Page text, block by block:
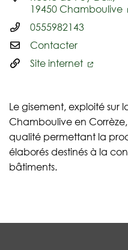
19450 Chamboulive
0555982143
Contacter
Site internet
Le gisement, exploité sur
Chamboulive en
qualité permettant la
élaborés destinés à la
bâtiments.